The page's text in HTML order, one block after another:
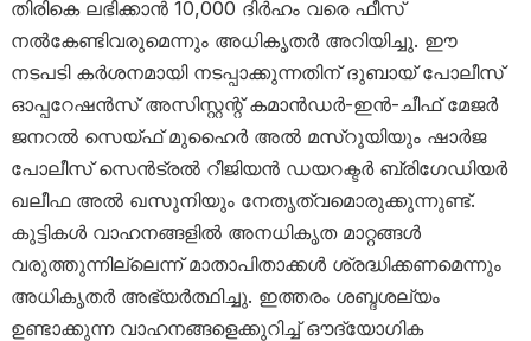
തിരികെ ലഭിക്കാൻ 10,000 ദിർഹം വരെ ഫീസ്
നൽകേണ്ടിവരുമെന്നും അധികൃതർ അറിയിച്ചു. ഈ
നടപടി കർശനമായി നടപ്പാക്കുന്നതിന് ദുബായ് പോലീസ്
ഓപ്പറേഷൻസ് അസിസ്റ്റന്റ് കമാൻഡർ-ഇൻ-ചീഫ് മേജർ
ജനറൽ സെയ്ഫ് മുഹൈർ അൽ മസ്‌റൂയിയും ഷാർജ
പോലീസ് സെൻട്രൽ റീജിയൻ ഡയറക്ടർ ബ്രിഗേഡിയർ
ഖലീഫ അൽ ഖസൂനിയും നേതൃത്വമൊരുക്കുന്നുണ്ട്.
കുട്ടികൾ വാഹനങ്ങളിൽ അനധികൃത മാറ്റങ്ങൾ
വരുത്തുന്നില്ലെന്ന് മാതാപിതാക്കൾ ശ്രദ്ധിക്കണമെന്നും
അധികൃതർ അഭ്യർത്ഥിച്ചു. ഇത്തരം ശബ്ദശല്യം
ഉണ്ടാക്കുന്ന വാഹനങ്ങളെക്കുറിച്ച് ഔദ്യോഗിക